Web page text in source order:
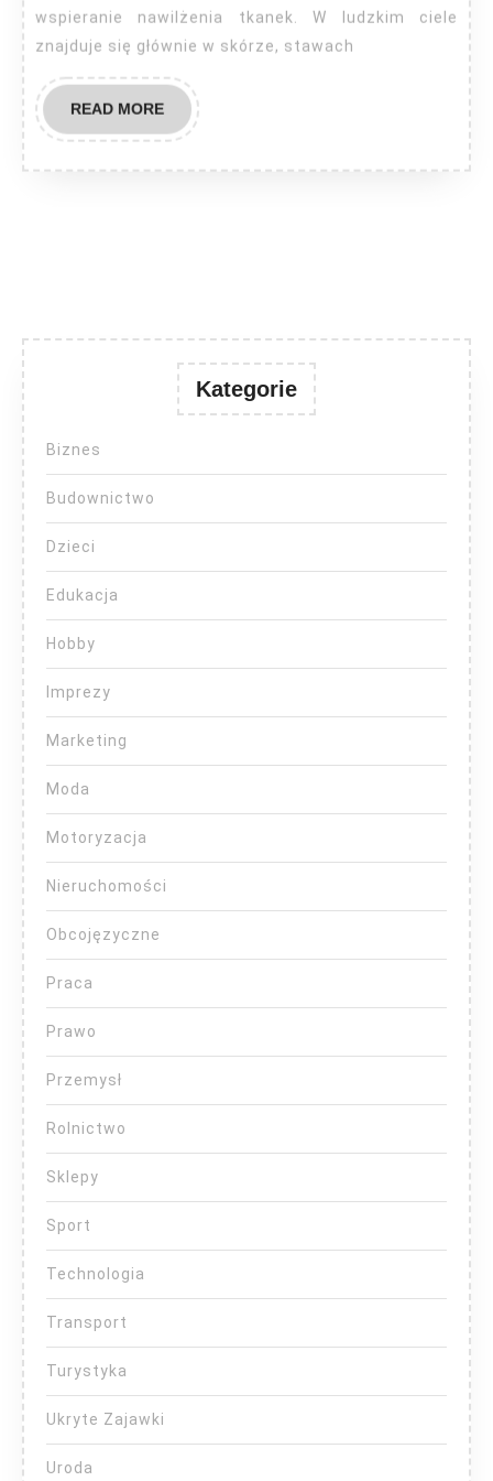
wspieranie nawilżenia tkanek. W ludzkim ciele
znajduje się głównie w skórze, stawach
READ MOREREAD
MORE
Kategorie
Biznes
Budownictwo
Dzieci
Edukacja
Hobby
Imprezy
Marketing
Moda
Motoryzacja
Nieruchomości
Obcojęzyczne
Praca
Prawo
Przemysł
Rolnictwo
Sklepy
Sport
Technologia
Transport
Turystyka
Ukryte Zajawki
Uroda